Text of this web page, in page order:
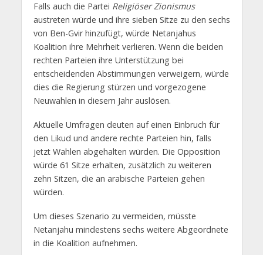
Falls auch die Partei Religiöser Zionismus
austreten würde und ihre sieben Sitze zu den sechs
von Ben-Gvir hinzufügt, würde Netanjahus
Koalition ihre Mehrheit verlieren. Wenn die beiden
rechten Parteien ihre Unterstützung bei
entscheidenden Abstimmungen verweigern, würde
dies die Regierung stürzen und vorgezogene
Neuwahlen in diesem Jahr auslösen.
Aktuelle Umfragen deuten auf einen Einbruch für
den Likud und andere rechte Parteien hin, falls
jetzt Wahlen abgehalten würden. Die Opposition
würde 61 Sitze erhalten, zusätzlich zu weiteren
zehn Sitzen, die an arabische Parteien gehen
würden.
Um dieses Szenario zu vermeiden, müsste
Netanjahu mindestens sechs weitere Abgeordnete
in die Koalition aufnehmen.